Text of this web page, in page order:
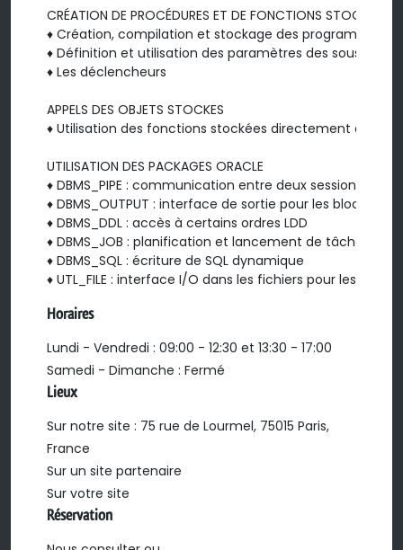
CRÉATION DE PROCÉDURES ET DE FONCTIONS STOCKÉES
♦ Création, compilation et stockage des programmes
♦ Définition et utilisation des paramètres des sous-
♦ Les déclencheurs
APPELS DES OBJETS STOCKES
♦ Utilisation des fonctions stockées directement dans le
UTILISATION DES PACKAGES ORACLE
♦ DBMS_PIPE : communication entre deux sessions
♦ DBMS_OUTPUT : interface de sortie pour les blocs PL/
♦ DBMS_DDL : accès à certains ordres LDD
♦ DBMS_JOB : planification et lancement de tâches
♦ DBMS_SQL : écriture de SQL dynamique
♦ UTL_FILE : interface I/O dans les fichiers pour les blocs
Horaires
Lundi - Vendredi : 09:00 - 12:30 et 13:30 - 17:00
Samedi - Dimanche : Fermé
Lieux
Sur notre site : 75 rue de Lourmel, 75015 Paris,
France
Sur un site partenaire
Sur votre site
Réservation